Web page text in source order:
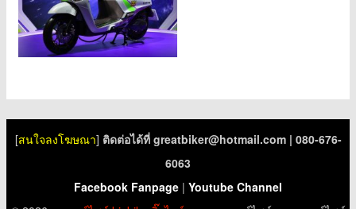
[สนใจลงโฆษณา] ติดต่อได้ที่ greatbiker@hotmail.com| 080-676-
6063
Facebook Fanpage | Youtube Channel